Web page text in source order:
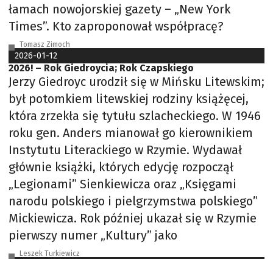
łamach nowojorskiej gazety – „New York
Times”. Kto zaproponował współpracę?
Tomasz Zimoch
2026-01-12
2026! – Rok Giedroycia; Rok Czapskiego
Jerzy Giedroyc urodził się w Mińsku Litewskim;
był potomkiem litewskiej rodziny książęcej,
która zrzekła się tytułu szlacheckiego. W 1946
roku gen. Anders mianował go kierownikiem
Instytutu Literackiego w Rzymie. Wydawał
głównie książki, których edycję rozpoczął
„Legionami” Sienkiewicza oraz „Księgami
narodu polskiego i pielgrzymstwa polskiego”
Mickiewicza. Rok później ukazał się w Rzymie
pierwszy numer „Kultury” jako
Leszek Turkiewicz